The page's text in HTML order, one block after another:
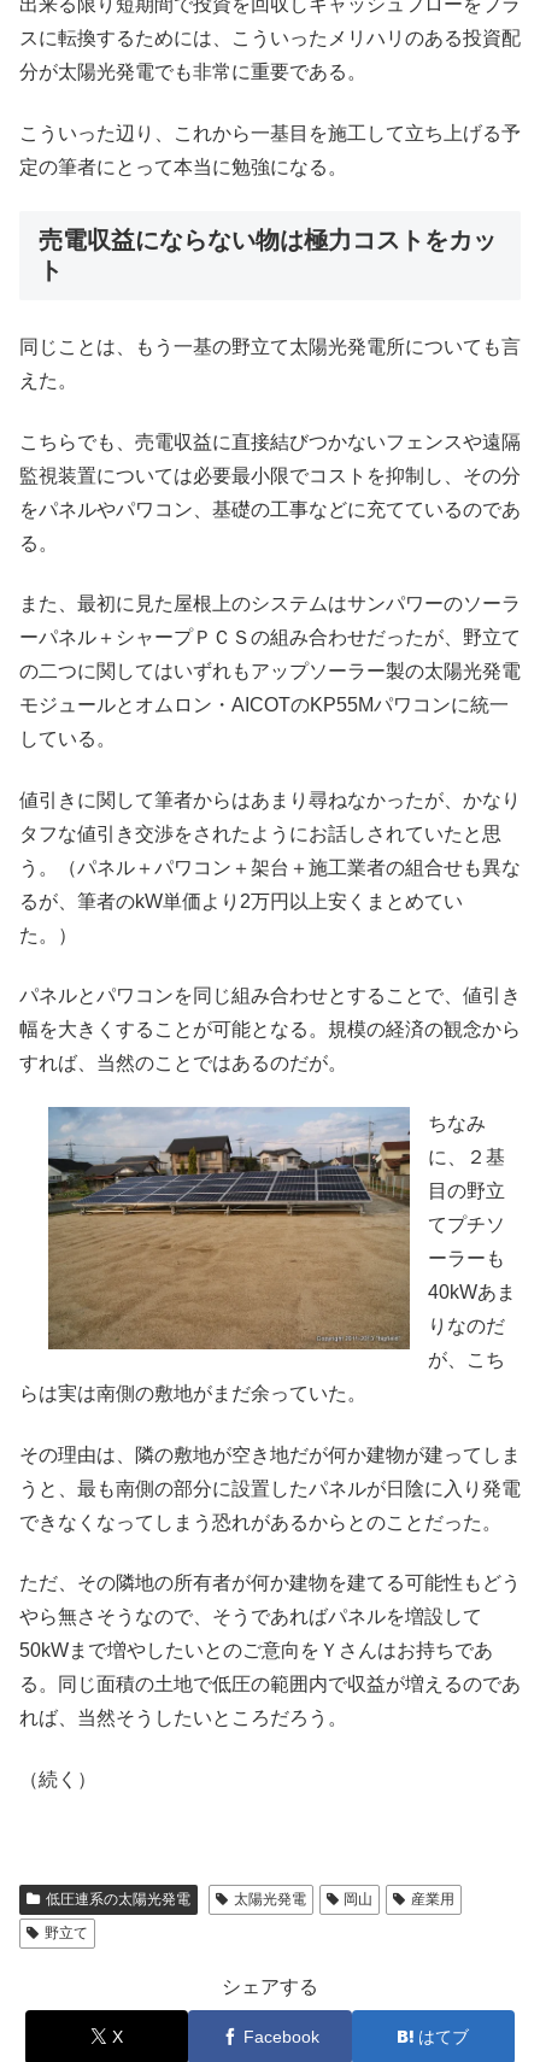
出来る限り短期間で投資を回収しキャッシュフローをプラ
スに転換するためには、こういったメリハリのある投資配
分が太陽光発電でも非常に重要である。
こういった辺り、これから一基目を施工して立ち上げる予
定の筆者にとって本当に勉強になる。
売電収益にならない物は極力コストをカッ
ト
同じことは、もう一基の野立て太陽光発電所についても言
えた。
こちらでも、売電収益に直接結びつかないフェンスや遠隔
監視装置については必要最小限でコストを抑制し、その分
をパネルやパワコン、基礎の工事などに充てているのであ
る。
また、最初に見た屋根上のシステムはサンパワーのソーラ
ーパネル＋シャープＰＣＳの組み合わせだったが、野立て
の二つに関してはいずれもアップソーラー製の太陽光発電
モジュールとオムロン・AICOTのKP55Mパワコンに統一
している。
値引きに関して筆者からはあまり尋ねなかったが、かなり
タフな値引き交渉をされたようにお話しされていたと思
う。（パネル＋パワコン＋架台＋施工業者の組合せも異な
るが、筆者のkW単価より2万円以上安くまとめてい
た。）
パネルとパワコンを同じ組み合わせとすることで、値引き
幅を大きくすることが可能となる。規模の経済の観念から
すれば、当然のことではあるのだが。
ちなみ
に、２基
目の野立
てプチソ
ーラーも
40kWあま
りなのだ
が、こち
らは実は南側の敷地がまだ余っていた。
その理由は、隣の敷地が空き地だが何か建物が建ってしま
うと、最も南側の部分に設置したパネルが日陰に入り発電
できなくなってしまう恐れがあるからとのことだった。
ただ、その隣地の所有者が何か建物を建てる可能性もどう
やら無さそうなので、そうであればパネルを増設して
50kWまで増やしたいとのご意向をＹさんはお持ちであ
る。同じ面積の土地で低圧の範囲内で収益が増えるのであ
れば、当然そうしたいところだろう。
（続く）
低圧連系の太陽光発電 太陽光発電 岡山
産業用
野立て
シェアする
X Facebook はてブ